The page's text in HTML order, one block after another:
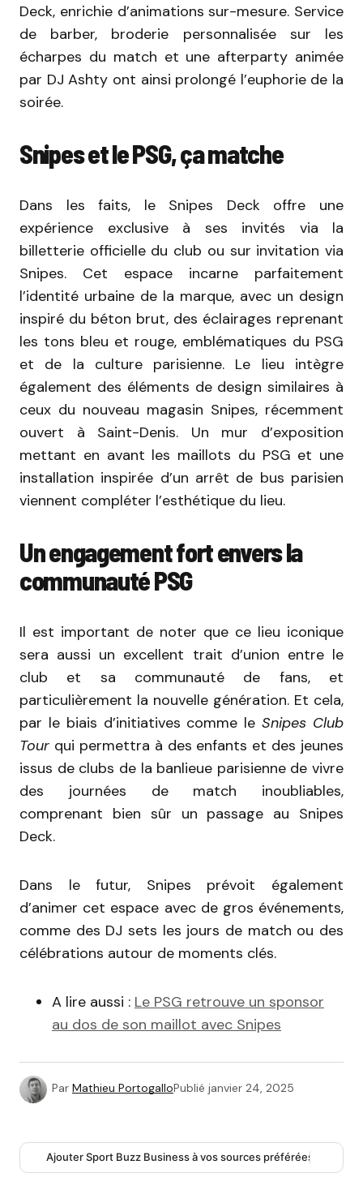
Deck, enrichie d’animations sur-mesure. Service
de barber, broderie personnalisée sur les
écharpes du match et une afterparty animée
par DJ Ashty ont ainsi prolongé l’euphorie de la
soirée.
Snipes et le PSG, ça matche
Dans les faits, le Snipes Deck offre une
expérience exclusive à ses invités via la
billetterie officielle du club ou sur invitation via
Snipes. Cet espace incarne parfaitement
l’identité urbaine de la marque, avec un design
inspiré du béton brut, des éclairages reprenant
les tons bleu et rouge, emblématiques du PSG
et de la culture parisienne. Le lieu intègre
également des éléments de design similaires à
ceux du nouveau magasin Snipes, récemment
ouvert à Saint-Denis. Un mur d’exposition
mettant en avant les maillots du PSG et une
installation inspirée d’un arrêt de bus parisien
viennent compléter l’esthétique du lieu.
Un engagement fort envers la
communauté PSG
Il est important de noter que ce lieu iconique
sera aussi un excellent trait d’union entre le
club et sa communauté de fans, et
particulièrement la nouvelle génération. Et cela,
par le biais d’initiatives comme leSnipes Club
Tour qui permettra à des enfants et des jeunes
issus de clubs de la banlieue parisienne de vivre
des journées de match inoubliables,
comprenant bien sûr un passage au Snipes
Deck.
Dans le futur, Snipes prévoit également
d’animer cet espace avec de gros événements,
comme des DJ sets les jours de match ou des
célébrations autour de moments clés.
A lire aussi : Le PSG retrouve un sponsor
au dos de son maillot avec Snipes
Par Mathieu PortogalloPublié janvier 24, 2025
Ajouter Sport Buzz Business à vos sources préférées